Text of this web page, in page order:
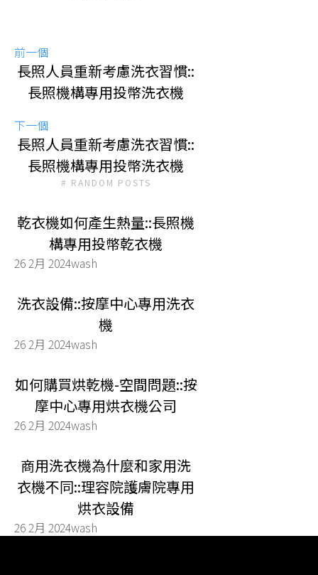
前一個
長照人員重新考慮洗衣習慣::
長照機構專用投幣洗衣機
下一個
長照人員重新考慮洗衣習慣::
長照機構專用投幣洗衣機
# RANDOM POSTS
乾衣機如何產生熱量::長照機
構專用投幣乾衣機
26 2月 2024wash
洗衣設備::按摩中心專用洗衣
機
26 2月 2024wash
如何購買烘乾機-空間問題::按
摩中心專用烘衣機公司
26 2月 2024wash
商用洗衣機為什麼和家用洗
衣機不同::理容院護膚院專用
烘衣設備
26 2月 2024wash